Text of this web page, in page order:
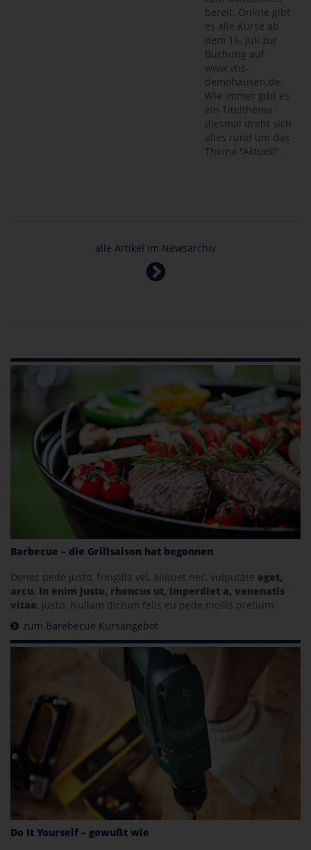
bereit. Online gibt
es alle Kurse ab
dem 16. Juli zur
Buchung auf
www.vhs-
demohausen.de.
Wie immer gibt es
ein Titelthema -
diesmal dreht sich
alles rund um das
Thema "Aktuell".
alle Artikel im Newsarchiv
Barbecue – die Grillsaison hat begonnen
Donec pede justo, fringilla vel, aliquet nec, vulputate eget,
arcu. In enim justo, rhoncus ut, imperdiet a, venenatis
vitae, justo. Nullam dictum felis eu pede mollis pretium.
zum Barebecue Kursangebot
Do It Yourself – gewußt wie